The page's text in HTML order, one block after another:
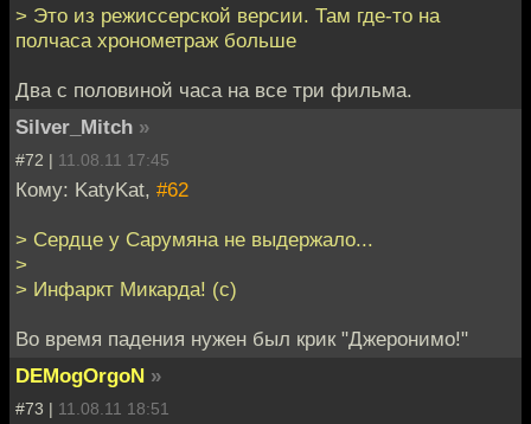
> Это из режиссерской версии. Там где-то на
полчаса хронометраж больше
Два с половиной часа на все три фильма.
Silver_Mitch »
#72 | 11.08.11 17:45
Кому: KatyKat, #62
> Сердце у Сарумяна не выдержало...
>
> Инфаркт Микарда! (с)
Во время падения нужен был крик "Джеронимо!"
DEMogOrgoN »
#73 | 11.08.11 18:51